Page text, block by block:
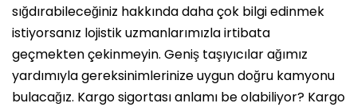
sığdırabileceğiniz hakkında daha çok bilgi edinmek
istiyorsanız lojistik uzmanlarımızla irtibata
geçmekten çekinmeyin. Geniş taşıyıcılar ağımız
yardımıyla gereksinimlerinize uygun doğru kamyonu
bulacağız. Kargo sigortası anlamı be olabiliyor? Kargo